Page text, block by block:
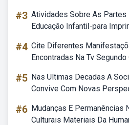
#3 Atividades Sobre As Partes
Educação Infantil-para
#4 Cite Diferentes
Encontradas Na Tv Segundo
#5 Nas Ultimas Decadas A
Convive Com Novas
#6 Mudanças E Permanências
Culturais Materiais Da